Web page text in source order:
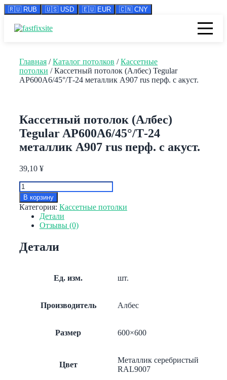
🇷🇺 RUB 🇺🇸 USD 🇪🇺 EUR 🇨🇳 CNY
Главная /Каталог потолков /Кассетные
потолки / Кассетный потолок (Албес) Tegular
AP600A6/45°/Т-24 металлик А907 rus перф. с акуст.
Кассетный потолок (Албес)
Tegular AP600A6/45°/Т-24
металлик А907 rus перф. с акуст.
39,10 ¥
Количество
товара
Кассетный
потолок
(Албес)
Tegular
Т-24
В корзину
Категория: Кассетные потолки
Детали
Отзывы (0)
Детали
Ед. изм. шт.
Производитель Албес
Размер 600×600
Цвет
Металлик серебристый
RAL9007